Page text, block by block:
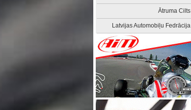
Ātruma Cilts
Latvijas Automobiļu Fedrācija